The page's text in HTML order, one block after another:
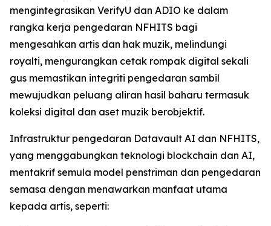
mengintegrasikan VerifyU dan ADIO ke dalam
rangka kerja pengedaran NFHITS bagi
mengesahkan artis dan hak muzik, melindungi
royalti, mengurangkan cetak rompak digital sekali
gus memastikan integriti pengedaran sambil
mewujudkan peluang aliran hasil baharu termasuk
koleksi digital dan aset muzik berobjektif.
Infrastruktur pengedaran Datavault AI dan NFHITS,
yang menggabungkan teknologi blockchain dan AI,
mentakrif semula model penstriman dan pengedaran
semasa dengan menawarkan manfaat utama
kepada artis, seperti: